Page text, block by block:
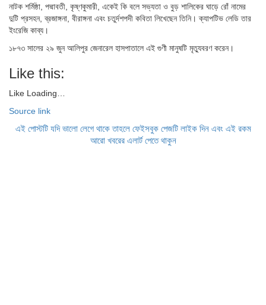
নাটক শর্মিষ্ঠা, পদ্মাবতী, কৃষ্ণকুমারী, একেই কি বলে সভ্যতা ও বুড় শালিকের ঘাড়ে রোঁ নামের
দুটি প্রসহন, ব্রজাঙ্গনা, বীরাঙ্গনা এবং চতুর্দশপদী কবিতা লিখেছেন তিনি। ক্যাপটিভ লেডি তার
ইংরেজি কাব্য।
১৮৭৩ সালের ২৯ জুন আলিপুর জেনারেল হাসপাতালে এই গুণী মানুষটি মৃত্যুবরণ করেন।
Like this:
Like Loading…
Source link
এই পোস্টটি যদি ভালো লেগে থাকে তাহলে ফেইসবুক পেজটি লাইক দিন এবং এই রকম
আরো খবরের এলার্ট পেতে থাকুন